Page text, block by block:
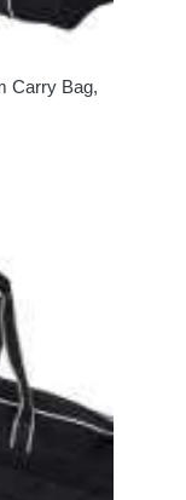
Carry Bag,